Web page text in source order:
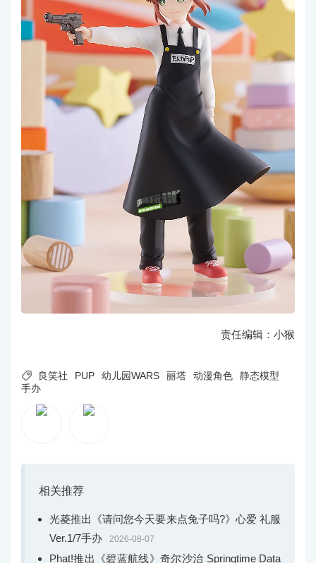
责任编辑：小猴
 良笑社 PUP 幼儿园WARS 丽塔 动漫角色
静态模型
手办
相关推荐
光菱推出《请问您今天要来点兔子吗?》心爱 礼服
Ver.1/7手办
2026-08-07
Phat!推出《碧蓝航线》奇尔沙治 Springtime Data